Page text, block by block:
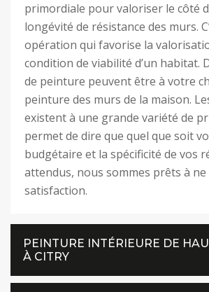
primordiale pour valoriser le côté
longévité de résistance des murs.
opération qui favorise la
condition de viabilité d’un habitat.
de peinture peuvent être à votre
peinture des murs de la maison.
existent à une grande variété de
permet de dire que quel que soit
budgétaire et la spécificité de vos
attendus, nous sommes prêts à
satisfaction.
PEINTURE INTÉRIEURE DE
À CITRY